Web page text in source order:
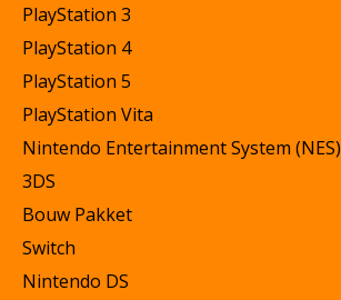
PlayStation 3
PlayStation 4
PlayStation 5
PlayStation Vita
Nintendo Entertainment System (NES)
3DS
Bouw Pakket
Switch
Nintendo DS